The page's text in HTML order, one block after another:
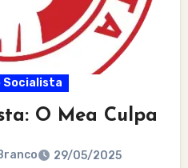
Socialista
O Mea Culpa
29/05/2025